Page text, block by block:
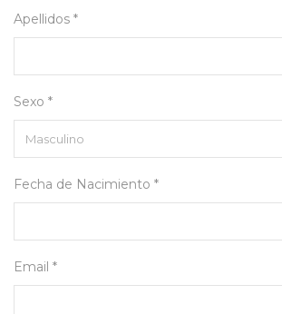
Apellidos *
Sexo *
Fecha de Nacimiento *
Email *